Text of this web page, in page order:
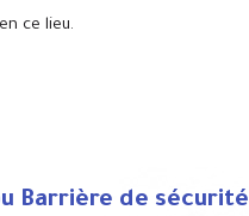
ce lieu.
Barrière de sécurité